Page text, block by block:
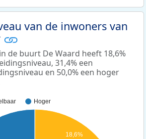
van de inwoners van
de buurt De Waard heeft 18,6%
31,4% een
en 50,0% een hoger
Hoger
18,6%